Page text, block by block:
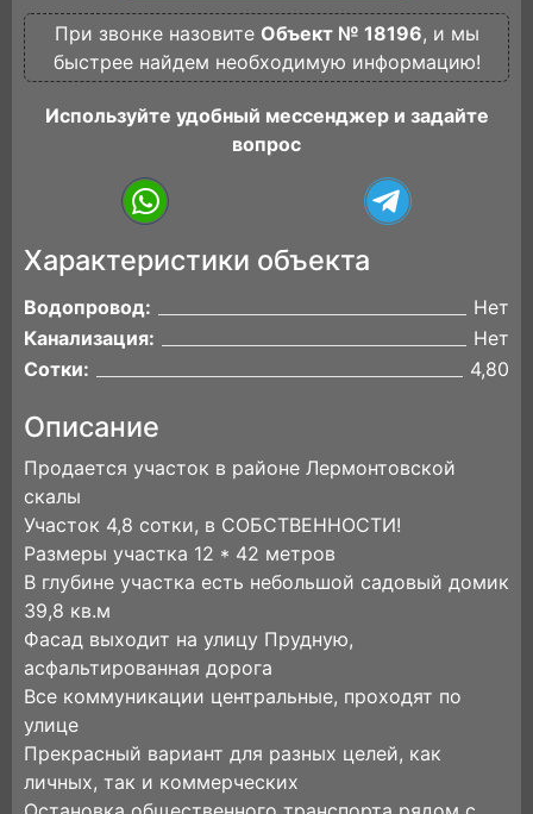
При звонке назовите Объект № 18196, и мы
быстрее найдем необходимую информацию!
Используйте удобный мессенджер и задайте
вопрос
Характеристики объекта
Водопровод:
Нет
Канализация:
Нет
Сотки:
4,80
Описание
Продается участок в районе Лермонтовской
скалы
Участок 4,8 сотки, в СОБСТВЕННОСТИ!
Размеры участка 12 * 42 метров
В глубине участка есть небольшой садовый домик
39,8 кв.м
Фасад выходит на улицу Прудную,
асфальтированная дорога
Все коммуникации центральные, проходят по
улице
Прекрасный вариант для разных целей, как
личных, так и коммерческих